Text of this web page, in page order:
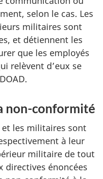
selon le cas. Les
militaires sont
et détiennent les
que les employés
relèvent d’eux se
non-conformité
et les militaires sont
à leur
militaire de tout
directives énoncées